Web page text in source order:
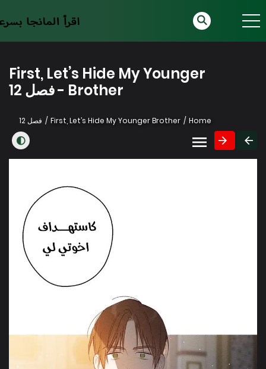
First, Let’s Hide My Younger
Brother - فصل 12
Home
First, Let’s Hide My Younger Brother فصل 12